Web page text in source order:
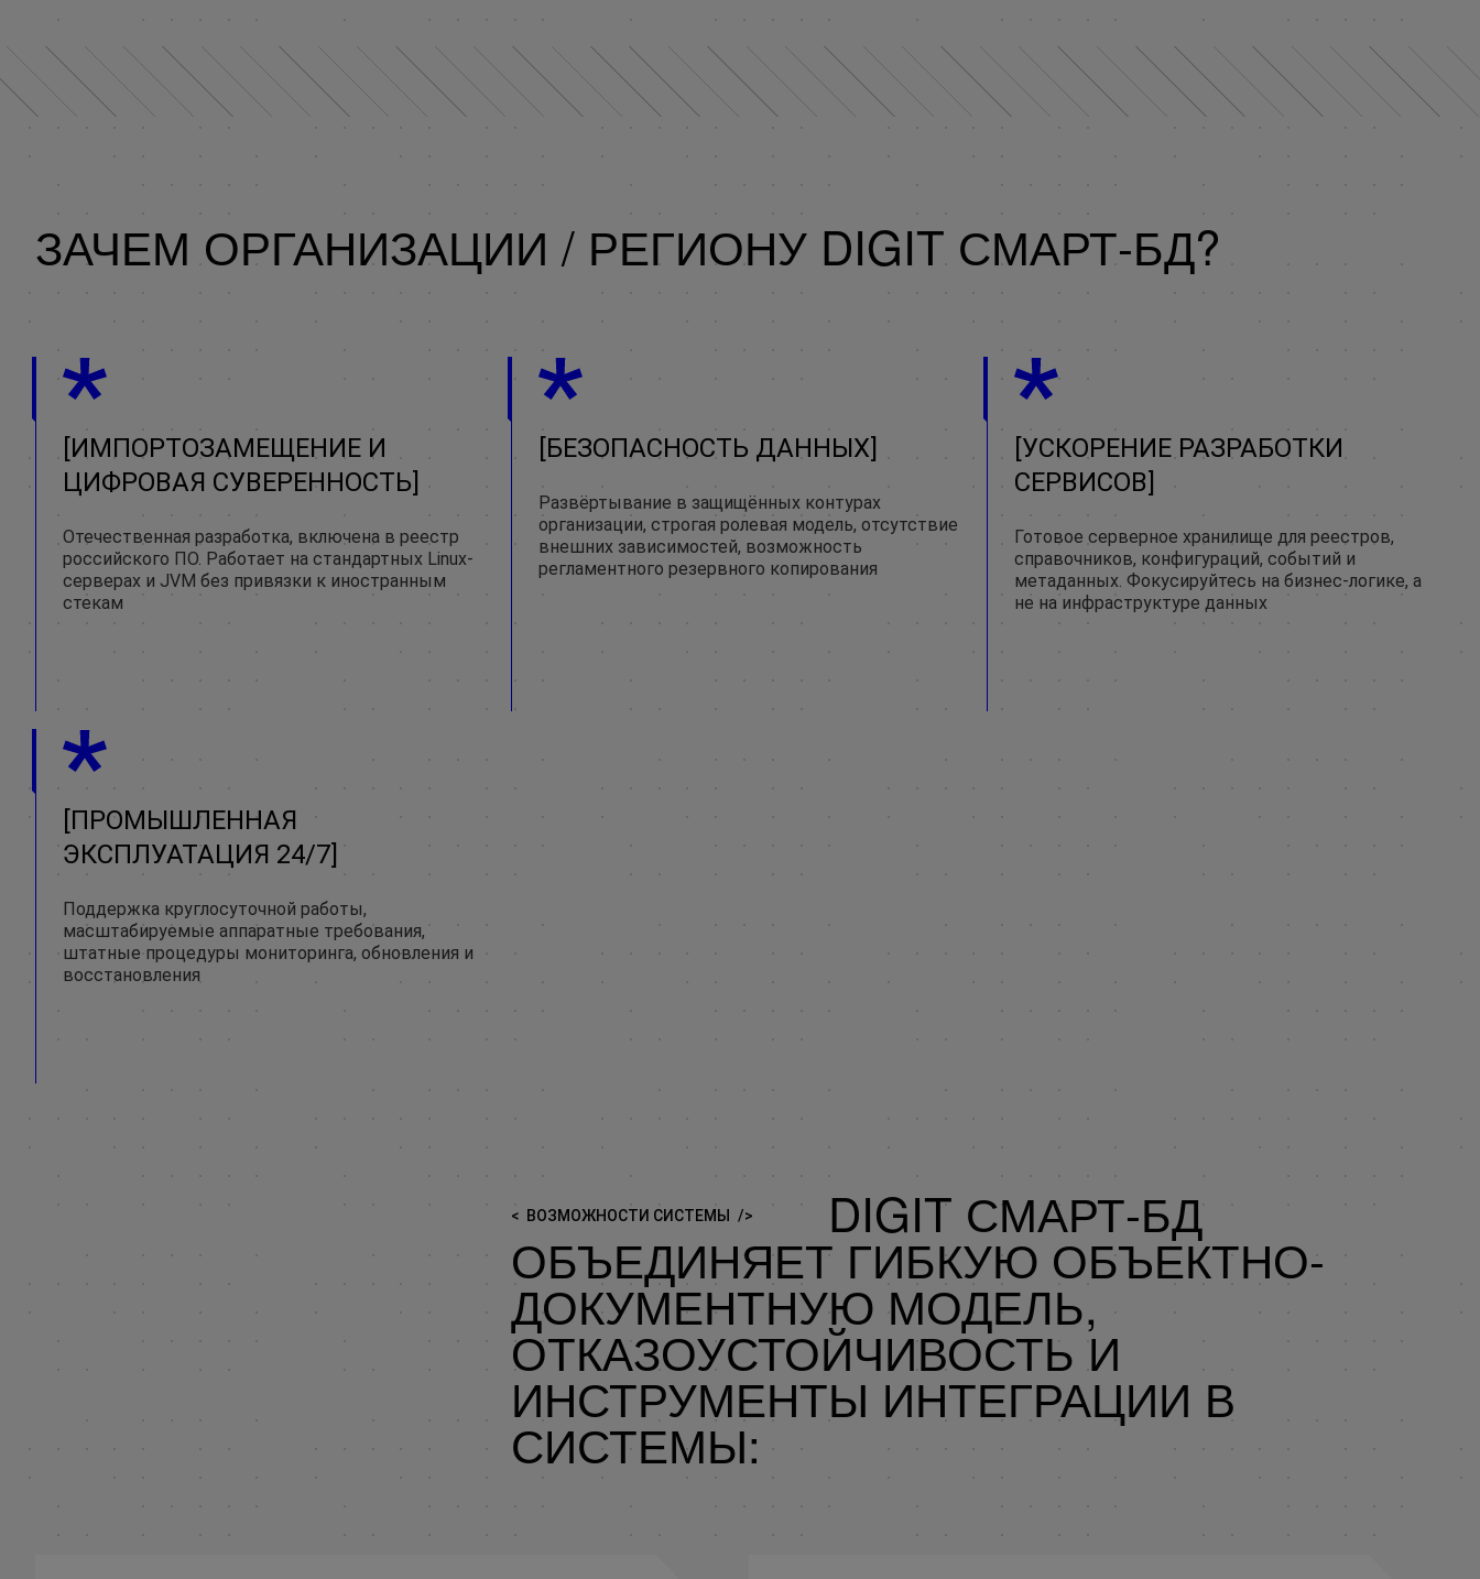
ЗАЧЕМ ОРГАНИЗАЦИИ / РЕГИОНУ DIGIT СМАРТ-БД?
ИМПОРТОЗАМЕЩЕНИЕ И
ЦИФРОВАЯ СУВЕРЕННОСТЬ
Отечественная разработка, включена в реестр
российского ПО. Работает на стандартных Linux-
серверах и JVM без привязки к иностранным
стекам
БЕЗОПАСНОСТЬ ДАННЫХ
Развёртывание в защищённых контурах
организации, строгая ролевая модель, отсутствие
внешних зависимостей, возможность
регламентного резервного копирования
УСКОРЕНИЕ РАЗРАБОТКИ
СЕРВИСОВ
Готовое серверное хранилище для реестров,
справочников, конфигураций, событий и
метаданных. Фокусируйтесь на бизнес-логике, а
не на инфраструктуре данных
ПРОМЫШЛЕННАЯ
ЭКСПЛУАТАЦИЯ 24/7
Поддержка круглосуточной работы,
масштабируемые аппаратные требования,
штатные процедуры мониторинга, обновления и
восстановления
ВОЗМОЖНОСТИ СИСТЕМЫ DIGIT СМАРТ-БД
ОБЪЕДИНЯЕТ ГИБКУЮ ОБЪЕКТНО-
ДОКУМЕНТНУЮ МОДЕЛЬ,
ОТКАЗОУСТОЙЧИВОСТЬ И
ИНСТРУМЕНТЫ ИНТЕГРАЦИИ В
СИСТЕМЫ: